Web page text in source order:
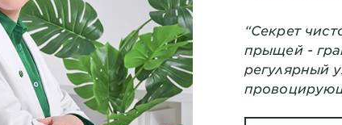
“Секрет
прыщей -
регулярный